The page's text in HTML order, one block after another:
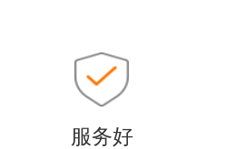
服务好